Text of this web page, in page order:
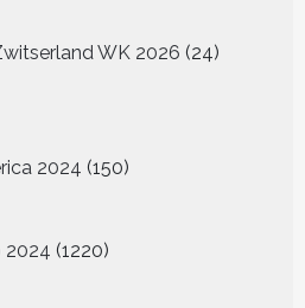
WK 2026 24
producten
2024 150
producten
2024 1220
producten